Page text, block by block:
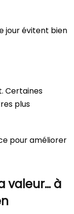
jour évitent bien
Certaines
plus
pour améliorer
valeur… à